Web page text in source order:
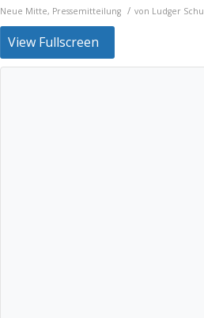
Neue Mitte, Pressemitteilung / von Ludger
View Fullscreen